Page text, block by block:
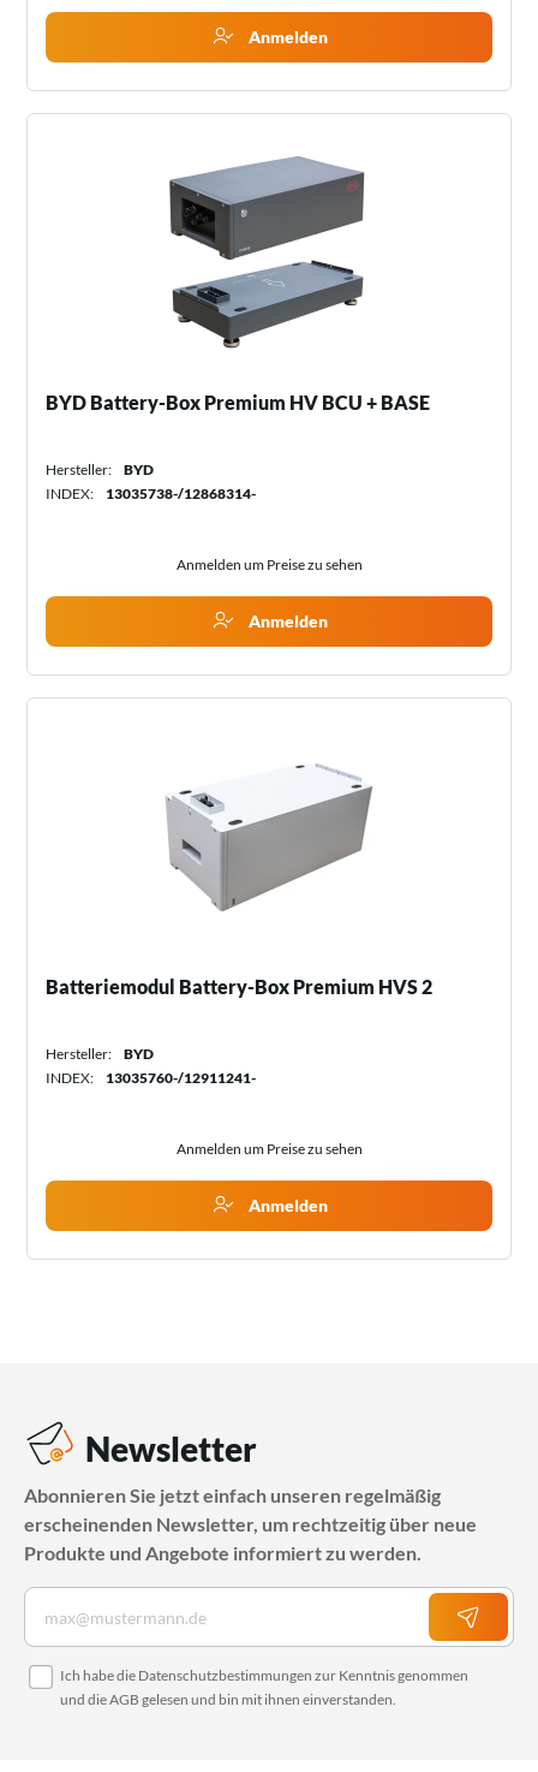
Anmelden
BYD Battery-Box Premium HV BCU + BASE
Hersteller:
BYD
INDEX:
13035738-/12868314-
Anmelden um Preise zu sehen
Anmelden
Batteriemodul Battery-Box Premium HVS 2
Hersteller:
BYD
INDEX:
13035760-/12911241-
Anmelden um Preise zu sehen
Anmelden
Newsletter
Abonnieren Sie jetzt einfach unseren regelmäßig
erscheinenden Newsletter, um rechtzeitig über neue
Produkte und Angebote informiert zu werden.
Ich habe die Datenschutzbestimmungen zur Kenntnis genommen
und dieAGB gelesen und bin mit ihnen einverstanden.